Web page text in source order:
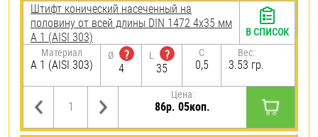
Штифт конический насеченный на
половину от всей длины DIN 1472 4х35 мм
А 1 (AISI 303)
Материал
А 1 (AISI 303)
Ø
?
4
L
?
35
C
0,5
Вес:
3.53 гр.
Цена:
86р. 05коп.
В СПИСОК